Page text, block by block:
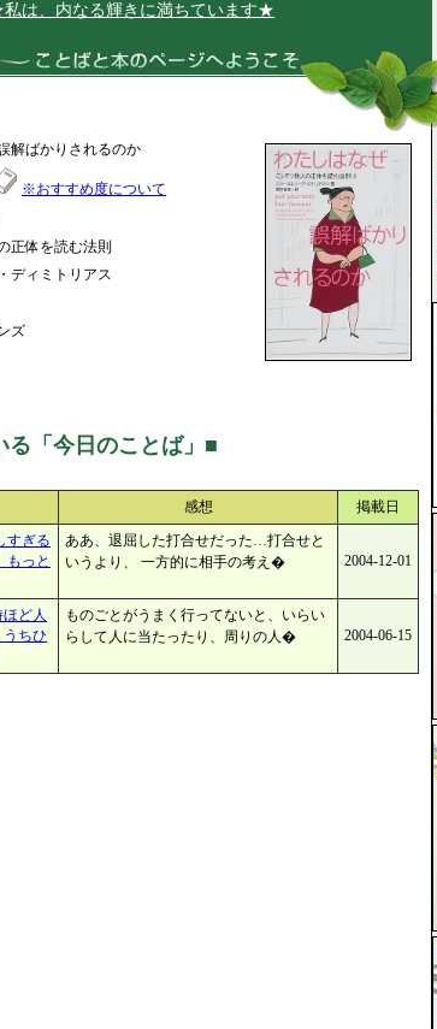
、内なる輝きに満ちています★
解ばかりされるのか
※おすすめ度について
正体を読む法則
ディミトリアス
ズ
る「今日のことば」■
感想
掲載日
すぎる
もっと
ああ、退屈した打合せだった…打合せと
いうより、 一方的に相手の考え�
2004-12-01
ど人
ちひ
ものごとがうまく行ってないと、いらい
らして人に当たったり、周りの人�
2004-06-15